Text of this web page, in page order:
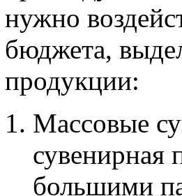
нужно
бюджета,
продукции:
Массовые
сувенирная
большими